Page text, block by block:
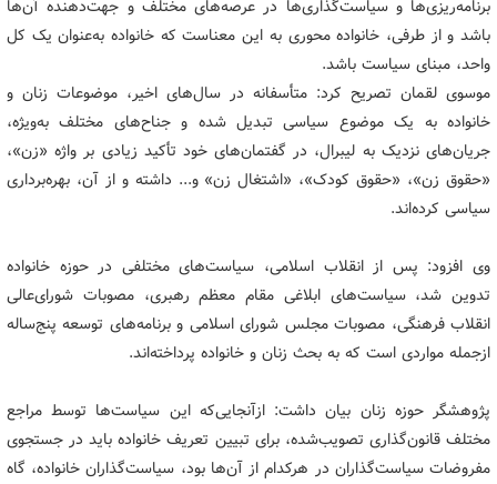
برنامه‌ریزی‌ها و سیاست‌گذاری‌ها در عرصه‌های مختلف و جهت‌دهنده آن‌ها
باشد و از طرفی، خانواده محوری به این معناست که خانواده به‌عنوان یک کل
واحد، مبنای سیاست باشد.
موسوی لقمان تصریح کرد: متأسفانه در سال‌های اخیر، موضوعات زنان و
خانواده به یک موضوع سیاسی تبدیل شده و جناح‌های مختلف به‌ویژه،
جریان‌های نزدیک به لیبرال، در گفتمان‌های خود تأکید زیادی بر واژه «زن»،
«حقوق زن»، «حقوق کودک»، «اشتغال زن» و... داشته و از آن، بهره‌برداری
سیاسی کرده‌اند.
وی افزود: پس از انقلاب اسلامی، سیاست‌های مختلفی در حوزه خانواده
تدوین شد، سیاست‌های ابلاغی مقام معظم رهبری، مصوبات شورای‌عالی
انقلاب فرهنگی، مصوبات مجلس شورای اسلامی و برنامه‌های توسعه پنج‌ساله
ازجمله مواردی است که به بحث زنان و خانواده پرداخته‌اند.
پژوهشگر حوزه زنان بیان داشت: ازآنجایی‌که این سیاست‌ها توسط مراجع
مختلف قانون‌گذاری تصویب‌شده، برای تبیین تعریف خانواده باید در جستجوی
مفروضات سیاست‌گذاران در هرکدام از آن‌ها بود، سیاست‌گذاران خانواده، گاه